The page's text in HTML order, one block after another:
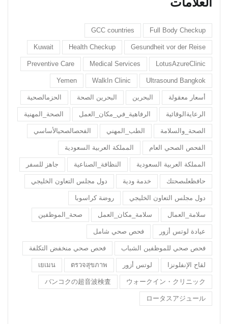
Full Body Checkup
GCC countries
Gesundheit vor der Reise
Health Checkup
Kuwait
LotusAzureClinic
Medical Services
Preventive Care
Ultrasound Bangkok
WalkIn Clinic
Yemen
أسعار معقولة البحرين البحرين الصحة الحزمالصحية
الرعايةالوقائية الرفاهية_في_مكان_العمل الصحة_المهنية
الصحة_والسلامة الطب_المهني الفحصالصحيالأساسي
الفحص الصحي العام المملكة العربية السعودية
المملكة العربية السعودية النظافة_الصناعية جاهز للسفر
حافظعلىصحتك خدمة ودية دول مجلس التعاون الخليجي
دول مجلس التعاون الخليجي روضة كراسوبا
سلامة_العمال سلامة_مكان_العمل صحة_الموظفين
عيادة لوتس أزور فحص صحي شامل
فحص صحي للموظفين الشباب فحص صحي منخفض التكلفة
لقاح الإنفلونزا لوتس أزور ตรวจสุขภาพ
เยเมน
ウォークイン・クリニック
バンコクの超音波検査
ロータスアジュール